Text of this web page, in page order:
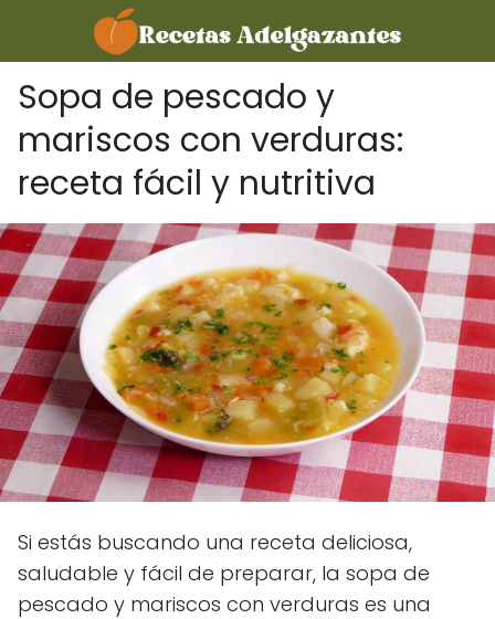
Sopa de pescado y
mariscos con verduras:
receta fácil y nutritiva
Si estás buscando una receta deliciosa,
saludable y fácil de preparar, la sopa de
pescado y mariscos con verduras es una